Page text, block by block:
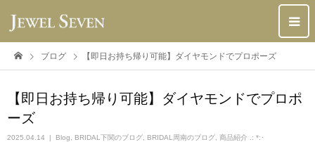
ブログ 【即日お持ち帰り可能】ダイヤモンドでプロポーズ
【即日お持ち帰り可能】ダイヤモンドでプロポ
ーズ
2025.04.14 Blog BRIDAL下関のブログ BRIDAL周南のブログ 商品紹介 .: *:･